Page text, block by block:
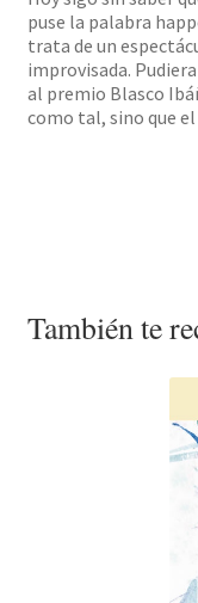
puse la palabra
trata de un
improvisada.
al premio Blasco
como tal, sino que
También te